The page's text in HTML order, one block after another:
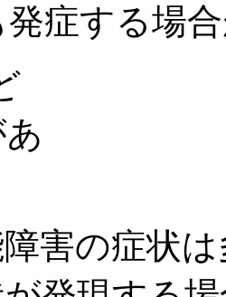
症する場
害の症状